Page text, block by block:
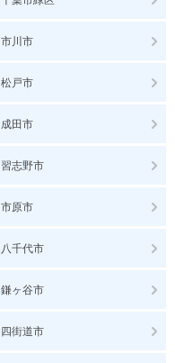
市川市
松戸市
成田市
習志野市
市原市
八千代市
鎌ヶ谷市
四街道市